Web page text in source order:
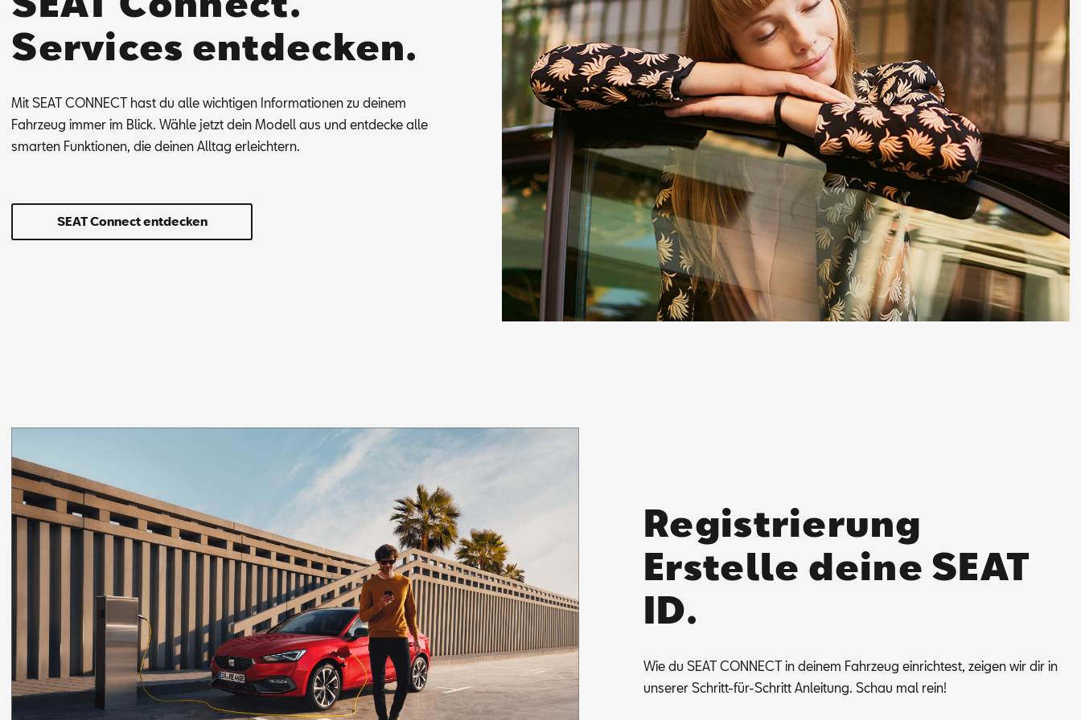
Services entdecken.
Mit SEAT CON­NECT hast du alle wich­ti­gen In­for­ma­tio­nen zu dei­nem
Fahr­zeug im­mer im Blick. Wäh­le jetzt dein Mo­dell aus und ent­de­cke alle
smar­ten Funk­tio­nen, die dei­nen All­tag er­leich­tern.
SEAT Connect entdecken
Registrierung
Erstelle deine SEAT
ID.
Wie du SEAT CON­NEC­T in dei­nem Fahr­zeug ein­rich­test, zei­gen wir dir in
un­se­rer Schritt-für-Schritt An­lei­tung. Schau mal rein!